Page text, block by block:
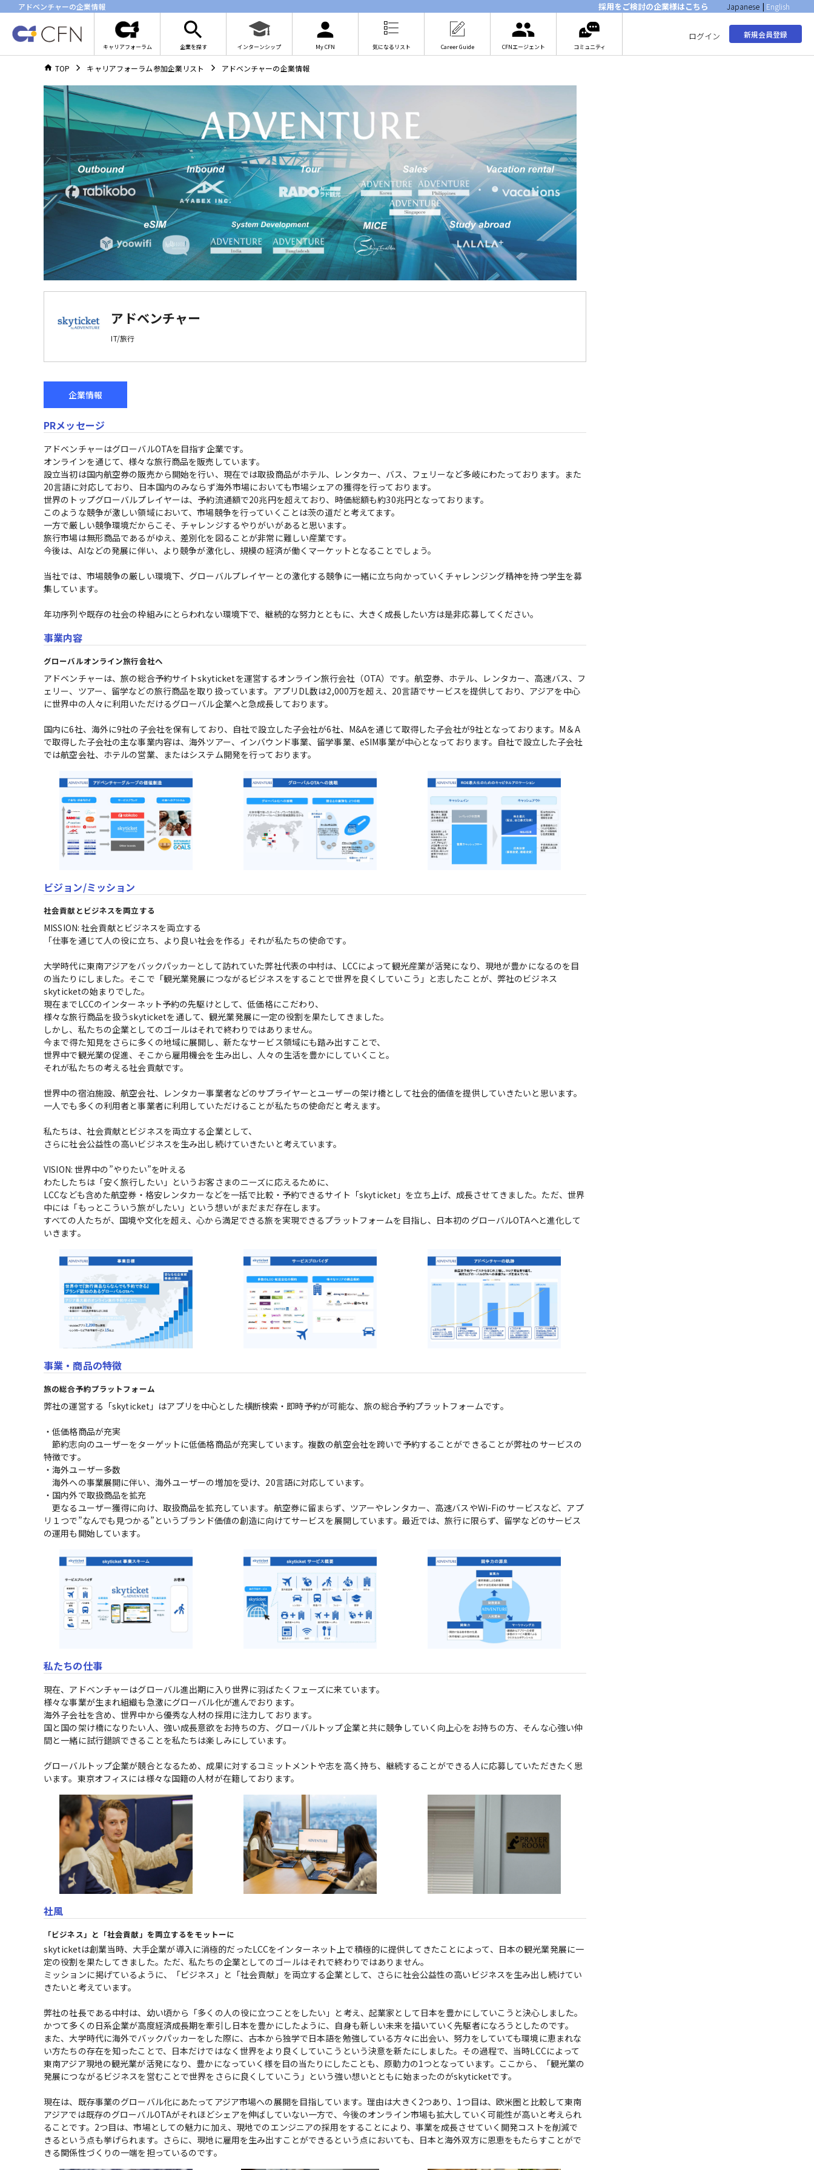
アドベンチャーの企業情報 採用をご検討の企業様はこちら Japanese | English
キャリアフォーラム 企業を探す インターンシップ My CFN 気になるリスト Career Guide CFNエージェント コミュニティ
ログイン 新規会員登録
TOP キャリアフォーラム参加企業リスト アドベンチャーの企業情報
アドベンチャー
IT/旅行
企業情報
PRメッセージ
アドベンチャーはグローバルOTAを目指す企業です。
オンラインを通じて、様々な旅行商品を販売しています。
設立当初は国内航空券の販売から開始を行い、現在では取扱商品がホテル、レンタカー、バス、フェリーなど多岐にわたっております。また
20言語に対応しており、日本国内のみならず海外市場においても市場シェアの獲得を行っております。
世界のトップグローバルプレイヤーは、予約流通額で20兆円を超えており、時価総額も約30兆円となっております。
このような競争が激しい領域において、市場競争を行っていくことは茨の道だと考えてます。
一方で厳しい競争環境だからこそ、チャレンジするやりがいがあると思います。
旅行市場は無形商品であるがゆえ、差別化を図ることが非常に難しい産業です。
今後は、AIなどの発展に伴い、より競争が激化し、規模の経済が働くマーケットとなることでしょう。
当社では、市場競争の厳しい環境下、グローバルプレイヤーとの激化する競争に一緒に立ち向かっていくチャレンジング精神を持つ学生を募
集しています。
年功序列や既存の社会の枠組みにとらわれない環境下で、継続的な努力とともに、大きく成長したい方は是非応募してください。
事業内容
グローバルオンライン旅行会社へ
アドベンチャーは、旅の総合予約サイトskyticketを運営するオンライン旅行会社（OTA）です。航空券、ホテル、レンタカー、高速バス、フ
ェリー、ツアー、留学などの旅行商品を取り扱っています。アプリDL数は2,000万を超え、20言語でサービスを提供しており、アジアを中心
に世界中の人々に利用いただけるグローバル企業へと急成長しております。
国内に6社、海外に9社の子会社を保有しており、自社で設立した子会社が6社、M&Aを通じて取得した子会社が9社となっております。M＆A
で取得した子会社の主な事業内容は、海外ツアー、インバウンド事業、留学事業、eSIM事業が中心となっております。自社で設立した子会社
では航空会社、ホテルの営業、またはシステム開発を行っております。
ビジョン/ミッション
社会貢献とビジネスを両立する
MISSION: 社会貢献とビジネスを両立する
「仕事を通じて人の役に立ち、より良い社会を作る」それが私たちの使命です。
大学時代に東南アジアをバックパッカーとして訪れていた弊社代表の中村は、LCCによって観光産業が活発になり、現地が豊かになるのを目
の当たりにしました。そこで「観光業発展につながるビジネスをすることで世界を良くしていこう」と志したことが、弊社のビジネス
skyticketの始まりでした。
現在までLCCのインターネット予約の先駆けとして、低価格にこだわり、
様々な旅行商品を扱うskyticketを通して、観光業発展に一定の役割を果たしてきました。
しかし、私たちの企業としてのゴールはそれで終わりではありません。
今まで得た知見をさらに多くの地域に展開し、新たなサービス領域にも踏み出すことで、
世界中で観光業の促進、そこから雇用機会を生み出し、人々の生活を豊かにしていくこと。
それが私たちの考える社会貢献です。
世界中の宿泊施設、航空会社、レンタカー事業者などのサプライヤーとユーザーの架け橋として社会的価値を提供していきたいと思います。
一人でも多くの利用者と事業者に利用していただけることが私たちの使命だと考えます。
私たちは、社会貢献とビジネスを両立する企業として、
さらに社会公益性の高いビジネスを生み出し続けていきたいと考えています。
VISION: 世界中の”やりたい”を叶える
わたしたちは「安く旅行したい」というお客さまのニーズに応えるために、
LCCなども含めた航空券・格安レンタカーなどを一括で比較・予約できるサイト「skyticket」を立ち上げ、成長させてきました。ただ、世界
中には「もっとこういう旅がしたい」という想いがまだまだ存在します。
すべての人たちが、国境や文化を超え、心から満足できる旅を実現できるプラットフォームを目指し、日本初のグローバルOTAへと進化して
いきます。
事業・商品の特徴
旅の総合予約プラットフォーム
弊社の運営する「skyticket」はアプリを中心とした横断検索・即時予約が可能な、旅の総合予約プラットフォームです。
・低価格商品が充実
節約志向のユーザーをターゲットに低価格商品が充実しています。複数の航空会社を跨いで予約することができることが弊社のサービスの
特徴です。
・海外ユーザー多数
海外への事業展開に伴い、海外ユーザーの増加を受け、20言語に対応しています。
・国内外で取扱商品を拡充
更なるユーザー獲得に向け、取扱商品を拡充しています。航空券に留まらず、ツアーやレンタカー、高速バスやWi-Fiのサービスなど、アプ
リ１つで”なんでも見つかる”というブランド価値の創造に向けてサービスを展開しています。最近では、旅行に限らず、留学などのサービス
の運用も開始しています。
私たちの仕事
現在、アドベンチャーはグローバル進出期に入り世界に羽ばたくフェーズに来ています。
様々な事業が生まれ組織も急激にグローバル化が進んでおります。
海外子会社を含め、世界中から優秀な人材の採用に注力しております。
国と国の架け橋になりたい人、強い成長意欲をお持ちの方、グローバルトップ企業と共に競争していく向上心をお持ちの方、そんな心強い仲
間と一緒に試行錯誤できることを私たちは楽しみにしています。
グローバルトップ企業が競合となるため、成果に対するコミットメントや志を高く持ち、継続することができる人に応募していただきたく思
います。東京オフィスには様々な国籍の人材が在籍しております。
社風
「ビジネス」と「社会貢献」を両立するをモットーに
skyticketは創業当時、大手企業が導入に消極的だったLCCをインターネット上で積極的に提供してきたことによって、日本の観光業発展に一
定の役割を果たしてきました。ただ、私たちの企業としてのゴールはそれで終わりではありません。
ミッションに掲げているように、「ビジネス」と「社会貢献」を両立する企業として、さらに社会公益性の高いビジネスを生み出し続けてい
きたいと考えています。
弊社の社長である中村は、幼い頃から「多くの人の役に立つことをしたい」と考え、起業家として日本を豊かにしていこうと決心しました。
かつて多くの日系企業が高度経済成長期を牽引し日本を豊かにしたように、自身も新しい未来を描いていく先駆者になろうとしたのです。
また、大学時代に海外でバックパッカーをした際に、古本から独学で日本語を勉強している方々に出会い、努力をしていても環境に恵まれな
い方たちの存在を知ったことで、日本だけではなく世界をより良くしていこうという決意を新たにしました。その過程で、当時LCCによって
東南アジア現地の観光業が活発になり、豊かになっていく様を目の当たりにしたことも、原動力の1つとなっています。ここから、「観光業の
発展につながるビジネスを営むことで世界をさらに良くしていこう」という強い想いとともに始まったのがskyticketです。
現在は、既存事業のグローバル化にあたってアジア市場への展開を目指しています。理由は大きく2つあり、1つ目は、欧米圏と比較して東南
アジアでは既存のグローバルOTAがそれほどシェアを伸ばしていない一方で、今後のオンライン市場も拡大していく可能性が高いと考えられ
ることです。2つ目は、市場としての魅力に加え、現地でのエンジニアの採用をすることにより、事業を成長させていく開発コストを削減で
きるという点も挙げられます。さらに、現地に雇用を生み出すことができるという点においても、日本と海外双方に恩恵をもたらすことがで
きる関係性づくりの一端を担っているのです。